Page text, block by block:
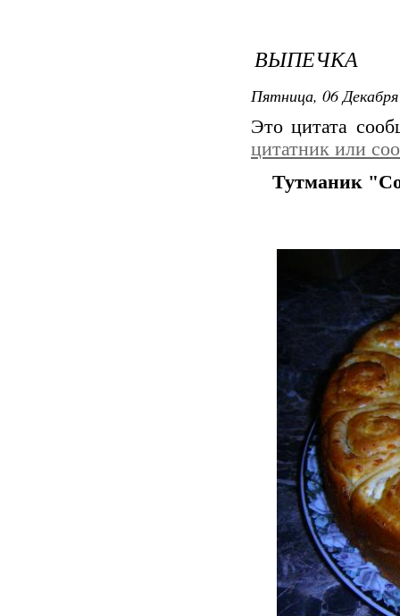
ВЫПЕЧКА
Пятница, 06
Это цитата
цитатник или
Тутманик